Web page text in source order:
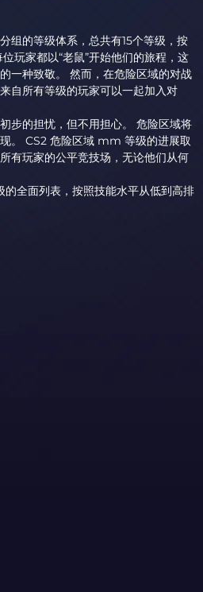
组的等级体系，总共有15个等级，按
玩家都以“老鼠”开始他们的旅程，这
一种致敬。 然而，在危险区域的对战
自所有等级的玩家可以一起加入对
步的担忧，但不用担心。 危险区域将
。 CS2 危险区域 mm 等级的进展取
有玩家的公平竞技场，无论他们从何
的全面列表，按照技能水平从低到高排